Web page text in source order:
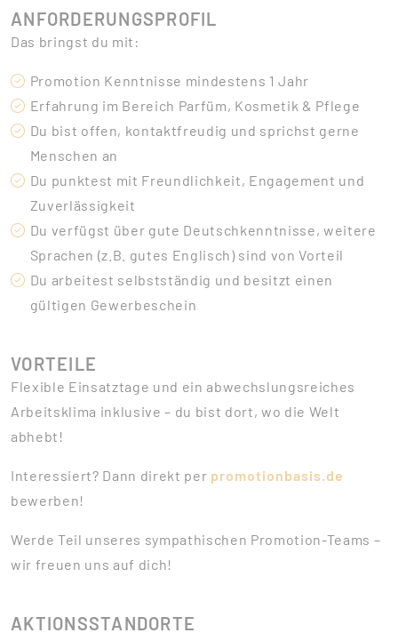
ANFORDERUNGSPROFIL
Das bringst du mit:
Promotion Kenntnisse mindestens 1 Jahr
Erfahrung im Bereich Parfüm, Kosmetik & Pflege
Du bist offen, kontaktfreudig und sprichst gerne
Menschen an
Du punktest mit Freundlichkeit, Engagement und
Zuverlässigkeit
Du verfügst über gute Deutschkenntnisse, weitere
Sprachen (z.B. gutes Englisch) sind von Vorteil
Du arbeitest selbstständig und besitzt einen
gültigen Gewerbeschein
VORTEILE
Flexible Einsatztage und ein abwechslungsreiches
Arbeitsklima inklusive – du bist dort, wo die Welt
abhebt!
Interessiert? Dann direkt per promotionbasis.de
bewerben!
Werde Teil unseres sympathischen Promotion-Teams –
wir freuen uns auf dich!
AKTIONSSTANDORTE